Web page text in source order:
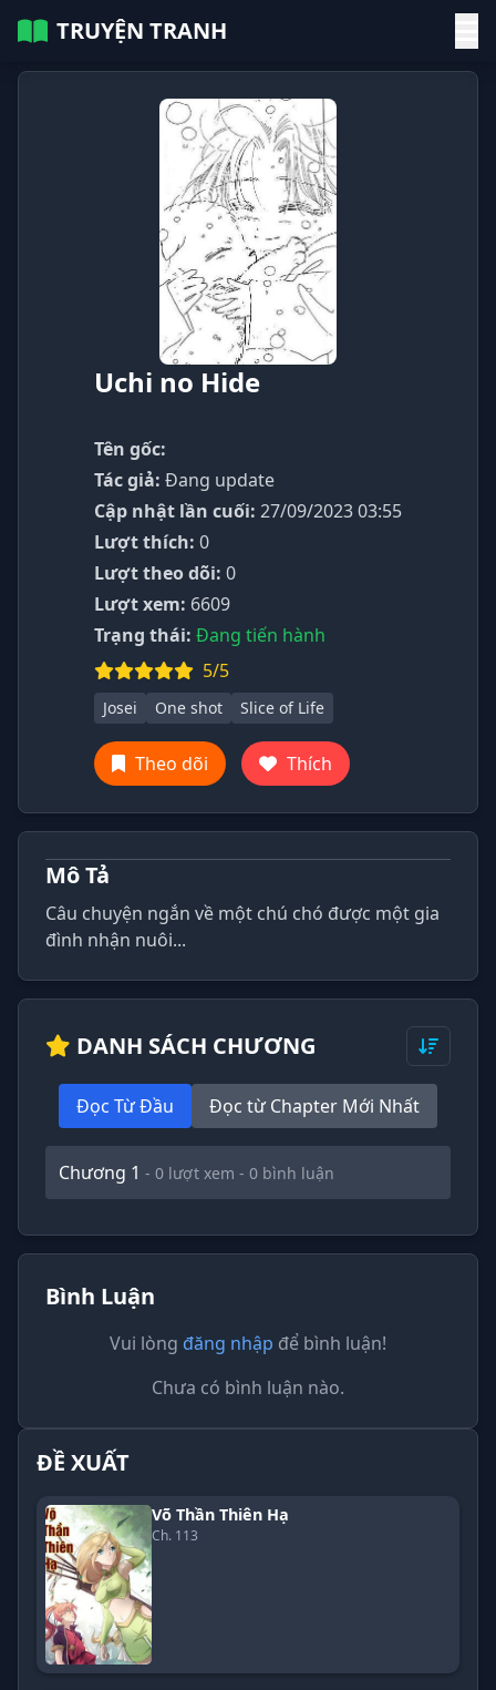
TRUYỆN TRANH
Uchi no Hide
Tên gốc:
Tác giả: Đang update
Cập nhật lần cuối: 27/09/2023 03:55
Lượt thích: 0
Lượt theo dõi: 0
Lượt xem: 6609
Trạng thái: Đang tiến hành
5/5
Josei One shot Slice of Life
Theo dõi Thích
Mô Tả
Câu chuyện ngắn về một chú chó được một gia
đình nhận nuôi...
DANH SÁCH CHƯƠNG
Đọc Từ Đầu Đọc từ Chapter Mới Nhất
Chương 1 - 0 lượt xem - 0 bình luận
Bình Luận
Vui lòng đăng nhập để bình luận!
Chưa có bình luận nào.
ĐỀ XUẤT
Võ Thần Thiên Hạ
Ch. 113